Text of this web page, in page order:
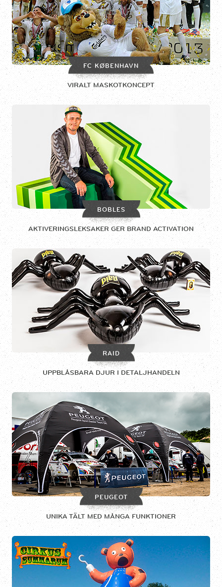
FC KØBENHAVN
VIRALT MASKOTKONCEPT
BOBLES
AKTIVERINGSLEKSAKER GER BRAND ACTIVATION
RAID
UPPBLÅSBARA DJUR I DETALJHANDELN
PEUGEOT
UNIKA TÄLT MED MÅNGA FUNKTIONER